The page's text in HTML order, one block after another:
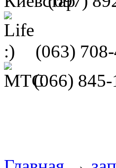
(063)
(066)